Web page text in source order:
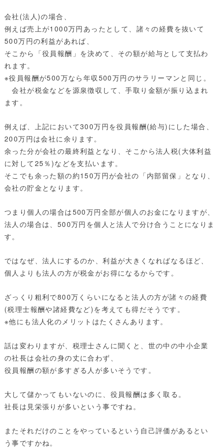
会社(法人)の場合、
例えば売上が1000万円あったとして、諸々の経費を抜いて
500万円の利益があれば、
そこから「役員報酬」を決めて、その額が給与として支払わ
れます。
※役員報酬が500万なら年収500万円のサラリーマンと同じ。
会社が税金などを源泉徴収して、手取り金額が振り込まれ
ます。
例えば、上記において300万円を役員報酬(給与)にした場合、
200万円は会社に余ります。
余った分が会社の最終利益となり、そこから法人税(大体利益
に対して25％)などを支払います。
そこでも余った額の約150万円が会社の「内部留保」となり、
会社の貯金となります。
つまり個人の場合は500万円全部が個人のお金になりますが、
法人の場合は、500万円を個人と法人で分け合うことになりま
す。
ではなぜ、法人にするのか、利益が大きくなればなるほど、
個人よりも法人の方が税金がお得になるからです。
ざっくり粗利で800万くらいになると法人の方が諸々の経費
(税理士報酬や諸経費など)を考えても得だそうです。
※他にも法人化のメリットはたくさんあります。
話は変わりますが、税理士さんに聞くと、世の中の中小企業
の社長は会社の身の丈に合わず、
役員報酬の額が多すぎる人が多いそうです。
大して儲かってもいないのに、役員報酬は多く取る。
社長は見栄張りが多いという事ですね。
またそれだけのことをやっているという自己評価があるとい
う事ですかね。